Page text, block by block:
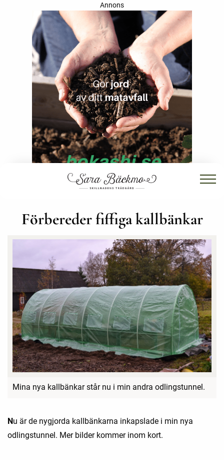
Annons
Förbereder fiffiga kallbänkar
Mina nya kallbänkar står nu i min andra odlingstunnel.
Nu är de nygjorda kallbänkarna inkapslade i min nya
odlingstunnel. Mer bilder kommer inom kort.